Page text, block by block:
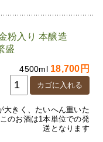
粉入り 本醸造
盛
4500ml 18,700円
大きく、たいへん重いた
のお酒は1本単位での発
送となります